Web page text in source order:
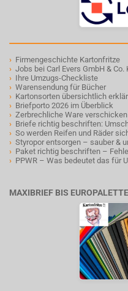
› Firmengeschichte Kartonfritze
› Jobs bei Carl Evers GmbH & Co.
› Ihre Umzugs-Checkliste
› Warensendung für Bücher
› Kartonsorten übersichtlich
› Briefporto 2026 im Überblick
› Zerbrechliche Ware verschicken
› Briefe richtig beschriften:
› So werden Reifen und Räder
› Styropor entsorgen – sauber &
› Paket richtig beschriften –
› PPWR – Was bedeutet das für
MAXIBRIEF BIS EUROPALETTE